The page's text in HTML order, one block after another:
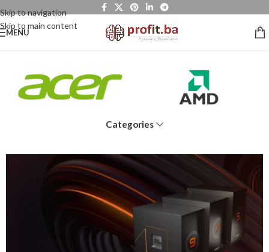
Skip to navigation
Skip to main content
MENU
Categories